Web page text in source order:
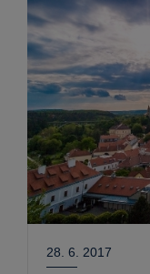
28. 6. 2017